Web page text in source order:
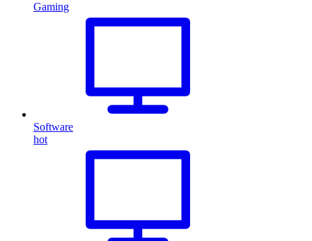
Gaming
Software
hot